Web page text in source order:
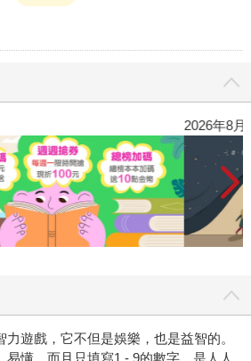
銷榜
遊戲，它不但是娛樂，也是益智的。
懂，而且只填寫1 - 9的數字，是人人